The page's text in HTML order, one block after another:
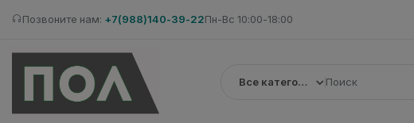
Позвоните нам: +7(988)140-39-22Пн-Вс 10:00-18:00
Все категории